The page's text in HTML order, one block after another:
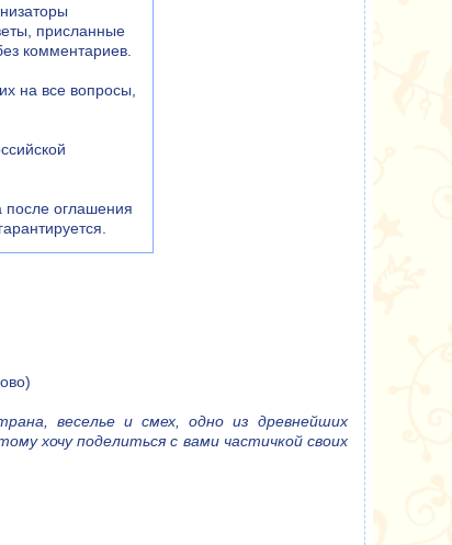
присланные
комментариев.
на все вопросы,
после оглашения
веселье и смех, одно из древнейших
хочу поделиться с вами частичкой своих